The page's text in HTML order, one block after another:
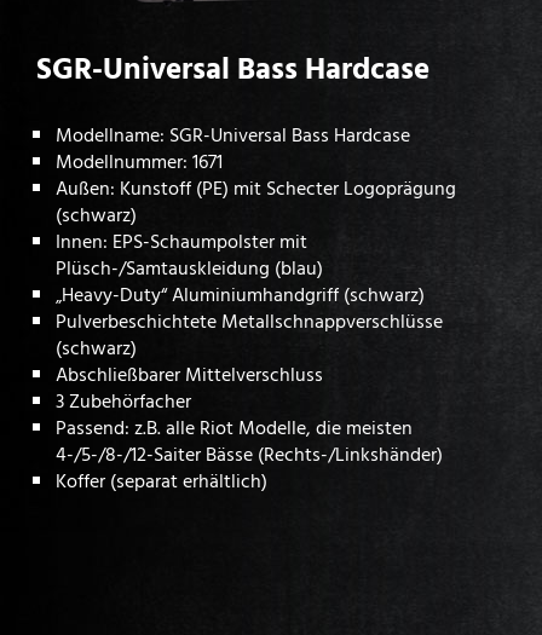
SGR-Universal Bass Hardcase
Modellname: SGR-Universal Bass Hardcase
Modellnummer: 1671
Außen: Kunstoff (PE) mit Schecter Logoprägung
(schwarz)
Innen: EPS-Schaumpolster mit
Plüsch-/Samtauskleidung (blau)
„Heavy-Duty“ Aluminiumhandgriff (schwarz)
Pulverbeschichtete Metallschnappverschlüsse
(schwarz)
Abschließbarer Mittelverschluss
3 Zubehörfacher
Passend: z.B. alle Riot Modelle, die meisten
4-/5-/8-/12-Saiter Bässe (Rechts-/Linkshänder)
Koffer (separat erhältlich)